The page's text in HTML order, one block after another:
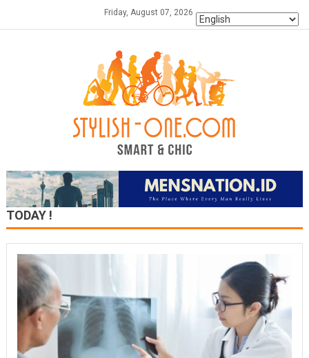
Friday, August 07, 2026
TODAY !